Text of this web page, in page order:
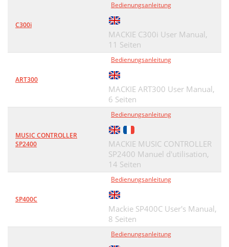
C300i
Bedienungsanleitung
MACKIE C300i User Manual,
11 Seiten
ART300
Bedienungsanleitung
MACKIE ART300 User Manual,
6 Seiten
MUSIC CONTROLLER
SP2400
Bedienungsanleitung
MACKIE MUSIC CONTROLLER
SP2400 Manuel d'utilisation,
14 Seiten
SP400C
Bedienungsanleitung
Mackie SP400C User's Manual,
8 Seiten
Bedienungsanleitung